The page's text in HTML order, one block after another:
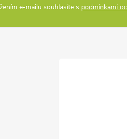
e-mailu souhlasíte s podmínkami